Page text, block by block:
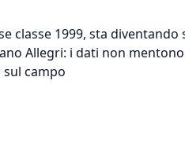
classe 1999, sta
Allegri: i dati non
campo